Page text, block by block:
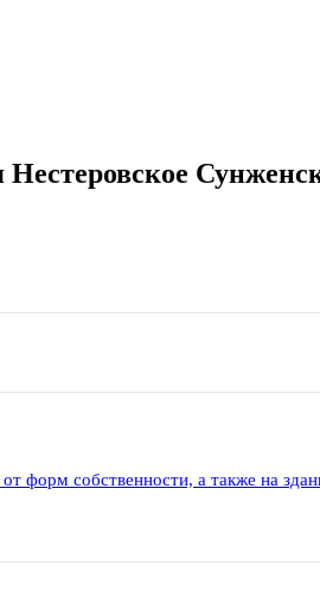
форм собственности, а также на